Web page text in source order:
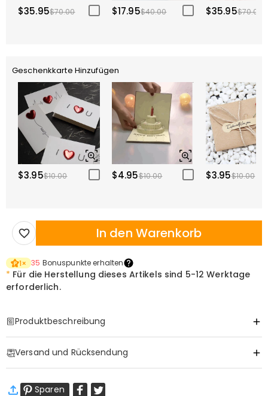
$35.95$70.00 $17.95$40.00 $35.95$70.00
Geschenkkarte Hinzufügen
$3.95$10.00 $4.95$10.00 $3.95$10.00
In den Warenkorb
1× 35 Bonuspunkte erhalten
* Für die Herstellung dieses Artikels sind 5-12 Werktage
erforderlich.
Produktbeschreibung
Versand und Rücksendung
Standardversand
9-18
Arbeitstage
Sparen